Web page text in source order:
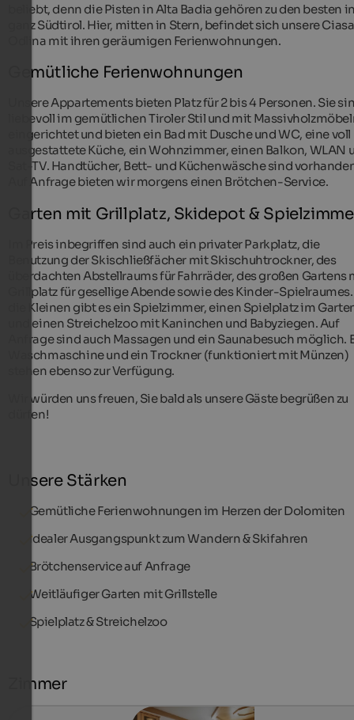
beliebt, denn die Pisten in Alta Badia gehören zu den besten
ganz Südtirol. Hier, mitten in Stern, befindet sich unsere Ciasa
Odlina mit ihren geräumigen Ferienwohnungen.
Gemütliche Ferienwohnungen
Unsere Appartements bieten Platz für 2 bis 4 Personen. Sie
liebevoll im gemütlichen Tiroler Stil und mit
eingerichtet und bieten ein Bad mit Dusche und WC, eine voll
ausgestattete Küche, ein Wohnzimmer, einen Balkon, WLAN
Sat-TV. Handtücher, Bett- und Küchenwäsche sind
Auf Anfrage bieten wir morgens einen Brötchen-Service.
Garten mit Grillplatz, Skidepot &
Im Preis inbegriffen sind auch ein privater Parkplatz, die
Benutzung der Skischließfächer mit Skischuhtrockner, des
überdachten Abstellraums für Fahrräder, des großen Gartens
Grillplatz für gesellige Abende sowie des Kinder-Spielraumes.
die Kleinen gibt es ein Spielzimmer, einen Spielplatz im
und einen Streichelzoo mit Kaninchen und Babyziegen. Auf
Anfrage sind auch Massagen und ein Saunabesuch möglich.
Waschmaschine und ein Trockner (funktioniert mit Münzen)
stehen ebenso zur Verfügung.
Wir würden uns freuen, Sie bald als unsere Gäste begrüßen zu
dürfen!
Unsere Stärken
Gemütliche Ferienwohnungen im Herzen der Dolomiten
Idealer Ausgangspunkt zum Wandern & Skifahren
Brötchenservice auf Anfrage
Weitläufiger Garten mit Grillstelle
Spielplatz & Streichelzoo
Zimmer